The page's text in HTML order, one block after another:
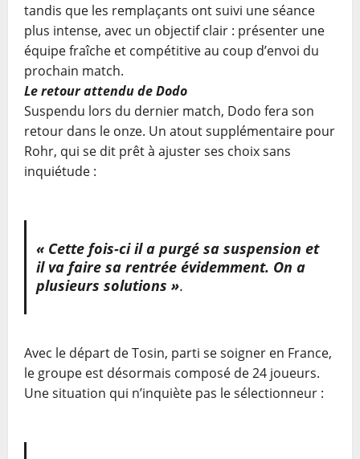
tandis que les remplaçants ont suivi une séance
plus intense, avec un objectif clair : présenter une
équipe fraîche et compétitive au coup d’envoi du
prochain match.
Le retour attendu de Dodo
Suspendu lors du dernier match, Dodo fera son
retour dans le onze. Un atout supplémentaire pour
Rohr, qui se dit prêt à ajuster ses choix sans
inquiétude :
« Cette fois-ci il a purgé sa suspension et
il va faire sa rentrée évidemment. On a
plusieurs solutions ».
Avec le départ de Tosin, parti se soigner en France,
le groupe est désormais composé de 24 joueurs.
Une situation qui n’inquiète pas le sélectionneur :